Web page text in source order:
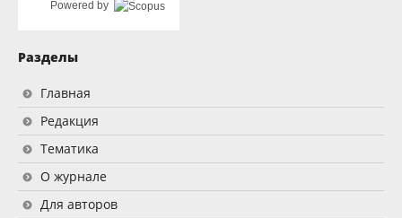
Powered by
Разделы
Главная
Редакция
Тематика
О журнале
Для авторов